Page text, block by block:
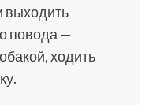
выходить
повода —
ходить